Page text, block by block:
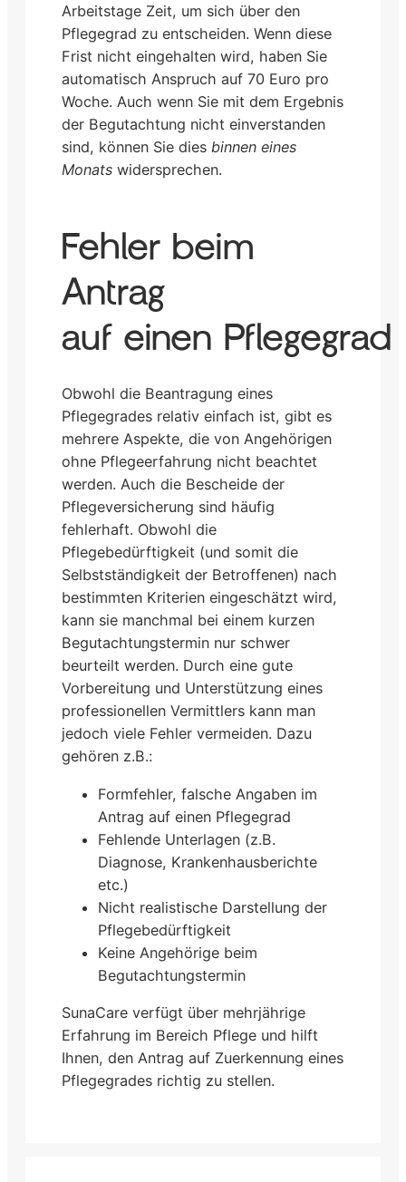
Arbeitstage Zeit, um sich über den
Pflegegrad zu entscheiden. Wenn diese
Frist nicht eingehalten wird, haben Sie
automatisch Anspruch auf 70 Euro pro
Woche. Auch wenn Sie mit dem Ergebnis
der Begutachtung nicht einverstanden
sind, können Sie dies binnen eines
Monats widersprechen.
Fehler beim
Antrag
auf einen Pflegegrad
Obwohl die Beantragung eines
Pflegegrades relativ einfach ist, gibt es
mehrere Aspekte, die von Angehörigen
ohne Pflegeerfahrung nicht beachtet
werden. Auch die Bescheide der
Pflegeversicherung sind häufig
fehlerhaft. Obwohl die
Pflegebedürftigkeit (und somit die
Selbstständigkeit der Betroffenen) nach
bestimmten Kriterien eingeschätzt wird,
kann sie manchmal bei einem kurzen
Begutachtungstermin nur schwer
beurteilt werden. Durch eine gute
Vorbereitung und Unterstützung eines
professionellen Vermittlers kann man
jedoch viele Fehler vermeiden. Dazu
gehören z.B.:
Formfehler, falsche Angaben im
Antrag auf einen Pflegegrad
Fehlende Unterlagen (z.B.
Diagnose, Krankenhausberichte
etc.)
Nicht realistische Darstellung der
Pflegebedürftigkeit
Keine Angehörige beim
Begutachtungstermin
SunaCare verfügt über mehrjährige
Erfahrung im Bereich Pflege und hilft
Ihnen, den Antrag auf Zuerkennung eines
Pflegegrades richtig zu stellen.